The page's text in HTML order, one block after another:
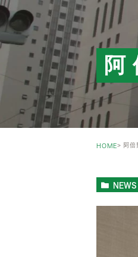
阿
HOME 阿倍
NEWS